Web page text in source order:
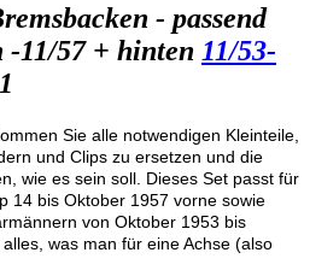
- passend
11/57 + hinten 11/53-
Sie alle notwendigen Kleinteile,
und Clips zu ersetzen und die
wie es sein soll. Dieses Set passt für
14 bis Oktober 1957 vorne sowie
von Oktober 1953 bis
was man für eine Achse (also